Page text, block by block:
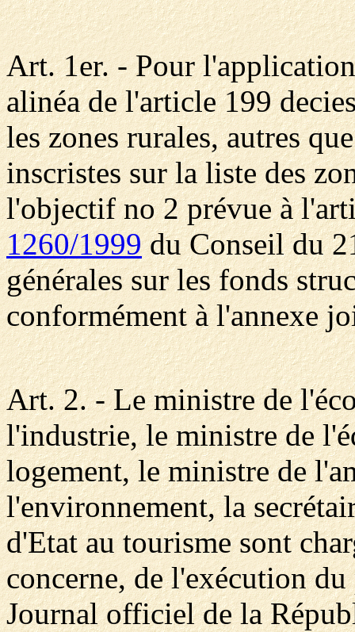
Art. 1er. - Pour
alinéa de l'article 199
les zones rurales, autres
inscristes sur la liste des
l'objectif no 2 prévue à
1260/1999du Conseil du
générales sur les fonds
conformément à l'annexe
Art. 2. - Le ministre de
l'industrie, le ministre de
logement, le ministre de
l'environnement, la
d'Etat au tourisme sont
concerne, de l'exécution
Journal officiel de la